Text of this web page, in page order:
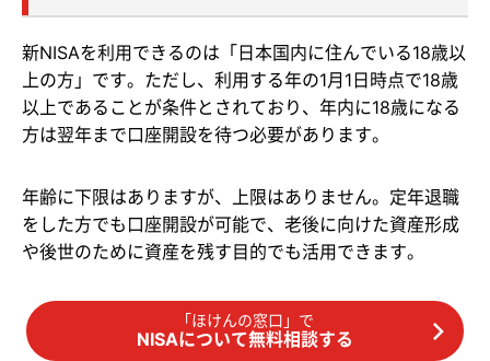
新NISAを利用できるのは「日本国内に住んでいる18歳以
上の方」です。ただし、利用する年の1月1日時点で18歳
以上であることが条件とされており、年内に18歳になる
方は翌年まで口座開設を待つ必要があります。
年齢に下限はありますが、上限はありません。定年退職
をした方でも口座開設が可能で、老後に向けた資産形成
や後世のために資産を残す目的でも活用できます。
「ほけんの窓口」で
NISAについて無料相談する